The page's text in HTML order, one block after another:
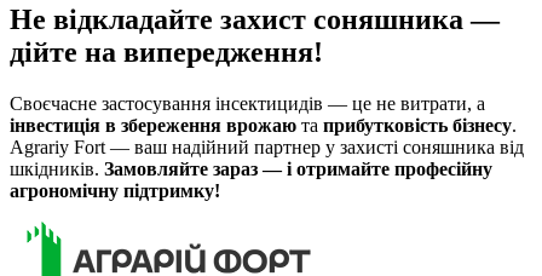
Не відкладайте захист соняшника —
дійте на випередження!
Своєчасне застосування інсектицидів — це не витрати, а
інвестиція в збереження врожаю та прибутковість бізнесу.
Agrariy Fort — ваш надійний партнер у захисті соняшника від
шкідників. Замовляйте зараз — і отримайте професійну
агрономічну підтримку!